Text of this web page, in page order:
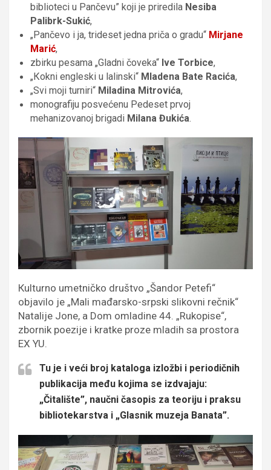
biblioteci u Pančevu” koji je priredila Nesiba
Palibrk-Sukić,
„Pančevo i ja, trideset jedna priča o gradu“ Mirjane
Marić,
zbirku pesama „Gladni čoveka“ Ive Torbice,
„Кokni engleski u lalinski“ Mladena Bate Racića,
„Svi moji turniri“ Miladina Mitrovića,
monografiju posvećenu Pedeset prvoj
mehanizovanoj brigadi Milana Đukića.
Кulturno umetničko društvo „Šandor Petefi“
objavilo je „Mali mađarsko-srpski slikovni rečnik“
Natalije Jone, a Dom omladine 44. „Rukopise“,
zbornik poezije i kratke proze mladih sa prostora
EX YU.
Tu je i veći broj kataloga izložbi i periodičnih
publikacija među kojima se izdvajaju:
„Čitalište”, naučni časopis za teoriju i praksu
bibliotekarstva i „Glasnik muzeja Banata”.